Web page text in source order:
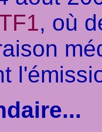
, où